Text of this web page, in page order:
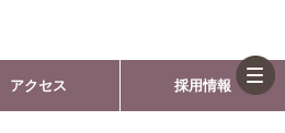
アクセス 採用情報